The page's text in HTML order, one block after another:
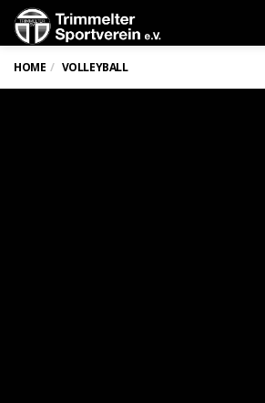
HOME VOLLEYBALL